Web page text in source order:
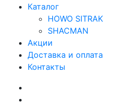
Каталог
HOWO SITRAK
SHACMAN
Акции
Доставка и оплата
Контакты